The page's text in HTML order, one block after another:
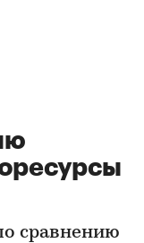
сравнению